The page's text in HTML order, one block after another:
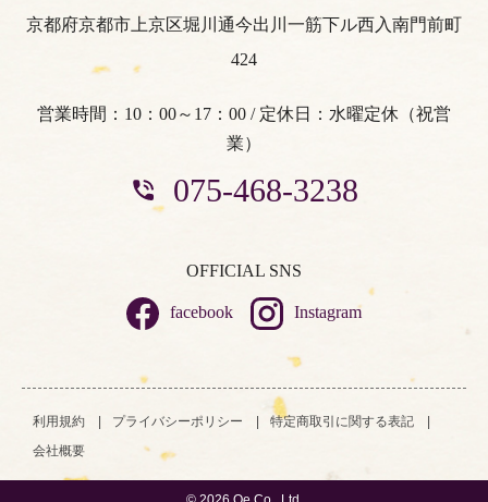
京都府京都市上京区堀川通今出川一筋下ル西入南門前町
424
営業時間：10：00～17：00 / 定休日：水曜定休（祝営
業）
075-468-3238
OFFICIAL SNS
facebook Instagram
利用規約 プライバシーポリシー
特定商取引に関する表記
会社概要